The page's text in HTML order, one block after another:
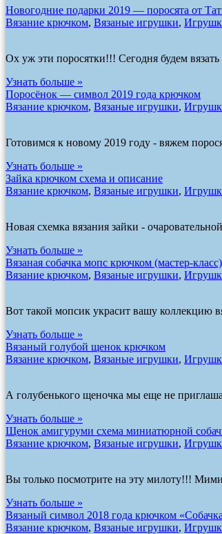
Новогодние подарки 2019 — поросята от
Вязание крючком, Вязаные игрушки,
Ох уж эти поросятки!!! Сегодня будем
Узнать больше »
Поросёнок — символ 2019 года крючком
Вязание крючком, Вязаные игрушки,
Готовимся к новому 2019 году - вяжем
Узнать больше »
Зайка крючком схема и описание
Вязание крючком, Вязаные игрушки,
Новая схемка вязания зайки -
Узнать больше »
Вязаная собачка мопс крючком (мастер-класс)
Вязание крючком, Вязаные игрушки,
Вот такой мопсик украсит вашу коллекцию
Узнать больше »
Вязаный голубой щенок крючком
Вязание крючком, Вязаные игрушки,
А голубенького щеночка мы еще не
Узнать больше »
Щенок амигуруми схема миниатюрной
Вязание крючком, Вязаные игрушки,
Вы только посмотрите на эту милоту!!!
Узнать больше »
Вязаный символ 2018 года крючком
Вязание крючком, Вязаные игрушки,